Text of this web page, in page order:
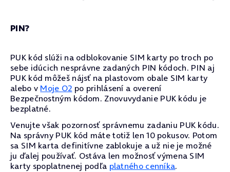
PIN?
PUK kód slúži na odblokovanie SIM karty po troch po
sebe idúcich nesprávne zadaných PIN kódoch. PIN aj
PUK kód môžeš nájsť na plastovom obale SIM karty
alebo v Moje O2 po prihlásení a overení
Bezpečnostným kódom. Znovuvydanie PUK kódu je
bezplatné.
Venujte však pozornosť správnemu zadaniu PUK kódu.
Na správny PUK kód máte totiž len 10 pokusov. Potom
sa SIM karta definitívne zablokuje a už nie je možné
ju ďalej používať. Ostáva len možnosť výmena SIM
karty spoplatnenej podľa platného cenníka.